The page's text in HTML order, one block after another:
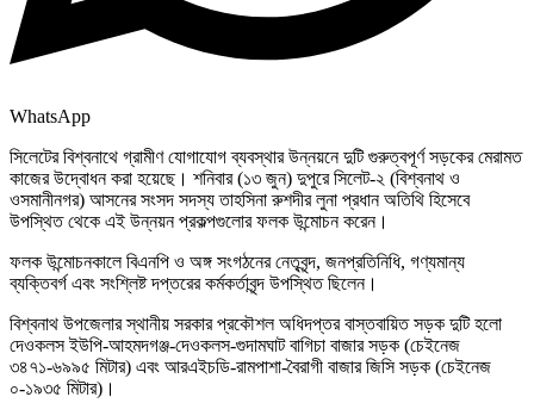
WhatsApp
​সিলেটের বিশ্বনাথে গ্রামীণ যোগাযোগ ব্যবস্থার উন্নয়নে দুটি গুরুত্বপূর্ণ সড়কের মেরামত
কাজের উদ্বোধন করা হয়েছে। শনিবার (১৩ জুন) দুপুরে সিলেট-২ (বিশ্বনাথ ও
ওসমানীনগর) আসনের সংসদ সদস্য তাহসিনা রুশদীর লুনা প্রধান অতিথি হিসেবে
উপস্থিত থেকে এই উন্নয়ন প্রকল্পগুলোর ফলক উন্মোচন করেন।
​ফলক উন্মোচনকালে বিএনপি ও অঙ্গ সংগঠনের নেতৃবৃন্দ, জনপ্রতিনিধি, গণ্যমান্য
ব্যক্তিবর্গ এবং সংশ্লিষ্ট দপ্তরের কর্মকর্তাবৃন্দ উপস্থিত ছিলেন।
বিশ্বনাথ উপজেলার ​স্থানীয় সরকার প্রকৌশল অধিদপ্তর বাস্তবায়িত সড়ক দুটি হলো
দেওকলস ইউপি-আহমদগঞ্জ-দেওকলস-গুদামঘাট বাগিচা বাজার সড়ক (চেইনেজ
৩৪৭১-৬৯৯৫ মিটার) এবং আরএইচডি-রামপাশা-বৈরাগী বাজার জিসি সড়ক (চেইনেজ
০-১৯৩৫ মিটার)।